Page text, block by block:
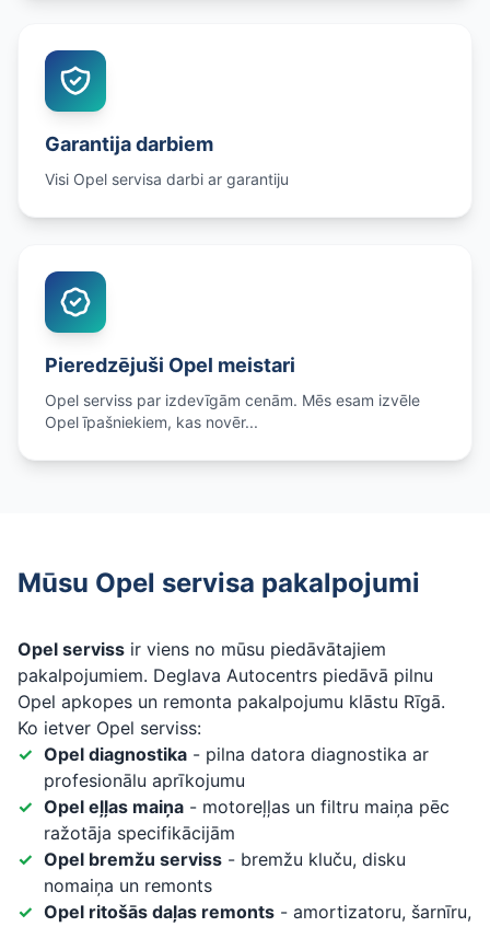
Garantija darbiem
Visi Opel servisa darbi ar garantiju
Pieredzējuši Opel meistari
Opel serviss par izdevīgām cenām. Mēs esam izvēle
Opel īpašniekiem, kas novēr...
Mūsu Opel servisa pakalpojumi
Opel serviss ir viens no mūsu piedāvātajiem
pakalpojumiem. Deglava Autocentrs piedāvā pilnu
Opel apkopes un remonta pakalpojumu klāstu Rīgā.
Ko ietver Opel serviss:
Opel diagnostika - pilna datora diagnostika ar
profesionālu aprīkojumu
Opel eļļas maiņa - motoreļļas un filtru maiņa pēc
ražotāja specifikācijām
Opel bremžu serviss - bremžu kluču, disku
nomaiņa un remonts
Opel ritošās daļas remonts - amortizatoru, šarnīru,